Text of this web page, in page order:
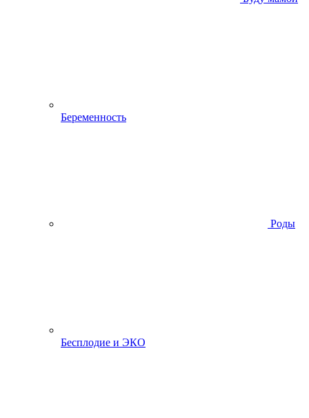
Беременность
Роды
Бесплодие и ЭКО